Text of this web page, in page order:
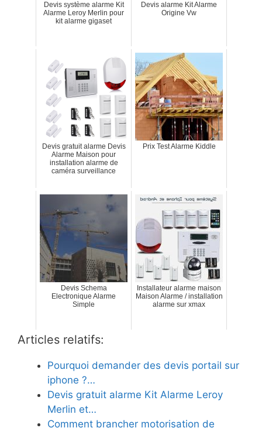
Devis système alarme Kit
Alarme Leroy Merlin pour
kit alarme gigaset
Devis alarme Kit Alarme
Origine Vw
Devis gratuit alarme Devis
Alarme Maison pour
installation alarme de
caméra surveillance
Prix Test Alarme Kiddle
Devis Schema
Electronique Alarme
Simple
Installateur alarme maison
Maison Alarme / installation
alarme sur xmax
Articles relatifs:
Pourquoi demander des devis portail sur
iphone ?…
Devis gratuit alarme Kit Alarme Leroy
Merlin et…
Comment brancher motorisation de